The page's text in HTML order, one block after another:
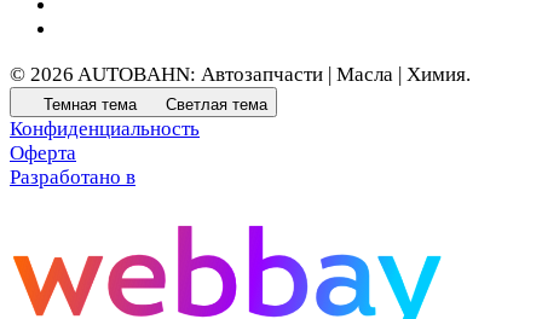
© 2026 AUTOBAHN: Автозапчасти | Масла | Химия.
Темная тема Светлая тема
Конфиденциальность
Оферта
Разработано в